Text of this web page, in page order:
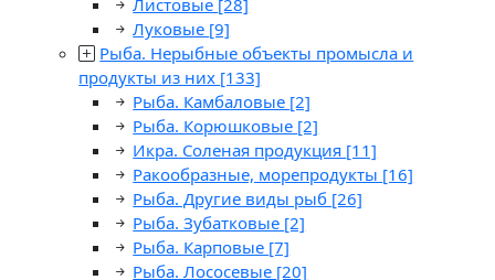
Листовые [28]
Луковые [9]
Рыба. Нерыбные объекты промысла и
продукты из них [133]
Рыба. Камбаловые [2]
Рыба. Корюшковые [2]
Икра. Соленая продукция [11]
Ракообразные, морепродукты [16]
Рыба. Другие виды рыб [26]
Рыба. Зубатковые [2]
Рыба. Карповые [7]
Рыба. Лососевые [20]